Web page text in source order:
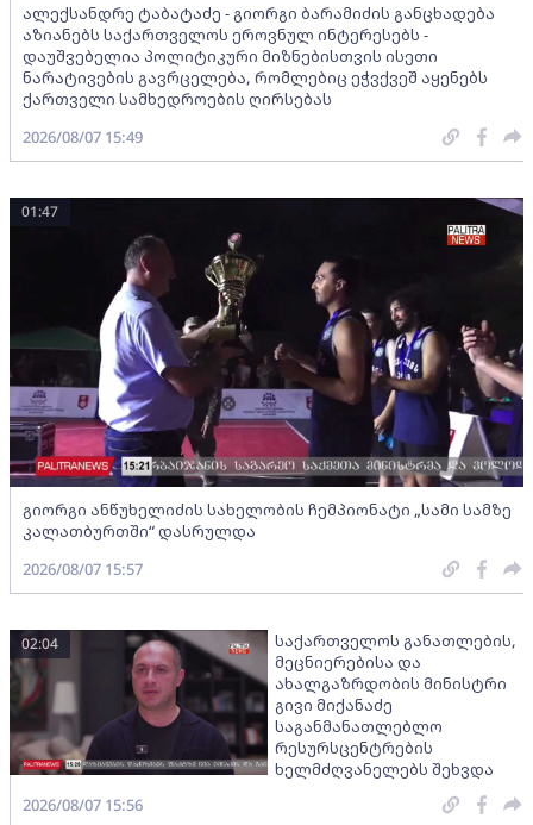
ალექსანდრე ტაბატაძე - გიორგი ბარამიძის განცხადება
აზიანებს საქართველოს ეროვნულ ინტერესებს -
დაუშვებელია პოლიტიკური მიზნებისთვის ისეთი
ნარატივების გავრცელება, რომლებიც ეჭვქვეშ აყენებს
ქართველი სამხედროების ღირსებას
2026/08/07 15:49
გიორგი ანწუხელიძის სახელობის ჩემპიონატი „სამი სამზე
კალათბურთში“ დასრულდა
01:47
2026/08/07 15:57
საქართველოს განათლების,
მეცნიერებისა და
ახალგაზრდობის მინისტრი
გივი მიქანაძე
საგანმანათლებლო
რესურსცენტრების
ხელმძღვანელებს შეხვდა
02:04
2026/08/07 15:56